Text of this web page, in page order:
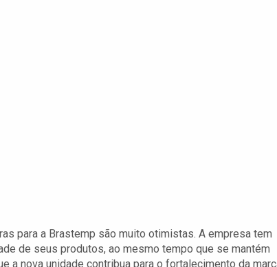
para a Brastemp são muito otimistas. A empresa tem
de seus produtos, ao mesmo tempo que se mantém
nova unidade contribua para o fortalecimento da